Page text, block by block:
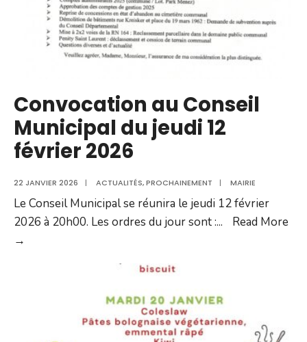
Convocation au Conseil
Municipal du jeudi 12
février 2026
22 JANVIER 2026 | ACTUALITÉS,PROCHAINEMENT | MAIRIE
Le Conseil Municipal se réunira le jeudi 12 février
2026 à 20h00. Les ordres du jour sont :...
Read More
→